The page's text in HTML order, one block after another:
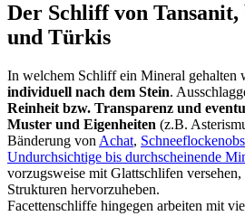
Der Schliff von
und Türkis
In welchem Schliff ein Mineral gehalten
individuell nach dem Stein.
Reinheit bzw. Transparenz und
Muster und Eigenheiten (z.B.
Bänderung von Achat,
Undurchsichtige bis durchscheinende
vorzugsweise mit Glattschlifen versehen,
Strukturen hervorzuheben.
Facettenschliffe hingegen arbeiten mit